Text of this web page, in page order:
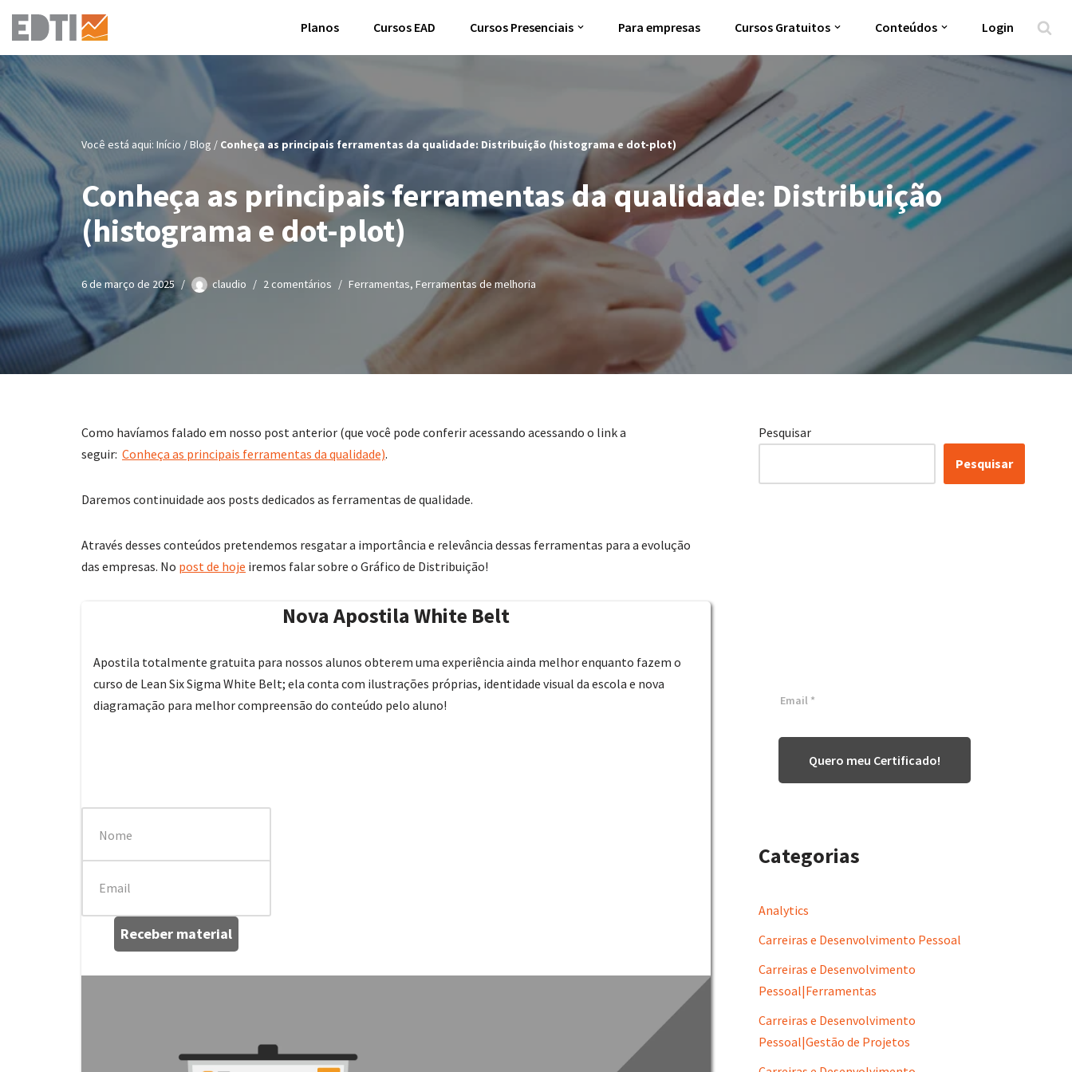
Pular
para
o
conteúdo
Planos Cursos EAD Cursos Presenciais Para empresas Cursos Gratuitos Conteúdos Login
Você está aqui: Início /Blog / Conheça as principais ferramentas da qualidade: Distribuição (histograma e dot-plot)
Conheça as principais ferramentas da qualidade: Distribuição
(histograma e dot-plot)
6 de março de 2025 claudio 2 comentários Ferramentas, Ferramentas de melhoria
Como havíamos falado em nosso post anterior (que você pode conferir acessando acessando o link a
seguir: Conheça as principais ferramentas da qualidade).
Daremos continuidade aos posts dedicados as ferramentas de qualidade.
Através desses conteúdos pretendemos resgatar a importância e relevância dessas ferramentas para a evolução
das empresas. No post de hoje iremos falar sobre o Gráfico de Distribuição!
Nova Apostila White Belt
Apostila totalmente gratuita para nossos alunos obterem uma experiência ainda melhor enquanto fazem o
curso de Lean Six Sigma White Belt; ela conta com ilustrações próprias, identidade visual da escola e nova
diagramação para melhor compreensão do conteúdo pelo aluno!
Receber material
Pesquisar
Pesquisar
Quero meu Certificado!
Categorias
Analytics
Carreiras e Desenvolvimento Pessoal
Carreiras e Desenvolvimento
Pessoal|Ferramentas
Carreiras e Desenvolvimento
Pessoal|Gestão de Projetos